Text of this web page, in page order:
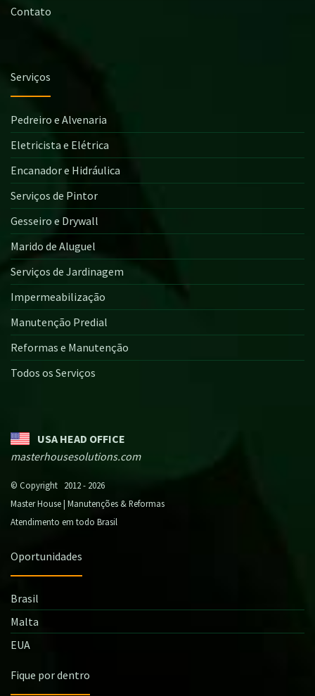
Contato
Serviços
Pedreiro e Alvenaria
Eletricista e Elétrica
Encanador e Hidráulica
Serviços de Pintor
Gesseiro e Drywall
Marido de Aluguel
Serviços de Jardinagem
Impermeabilização
Manutenção Predial
Reformas e Manutenção
Todos os Serviços
USA HEAD OFFICE
masterhousesolutions.com
© Copyright 2012 - 2026
Master House | Manutenções & Reformas
Atendimento em todo Brasil
Oportunidades
Brasil
Malta
EUA
Fique por dentro